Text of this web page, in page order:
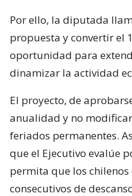
Por ello, la diputada
propuesta y convertir el
oportunidad para
dinamizar la actividad
El proyecto, de
anualidad y no
feriados permanentes.
que el Ejecutivo evalúe
permita que los
consecutivos de